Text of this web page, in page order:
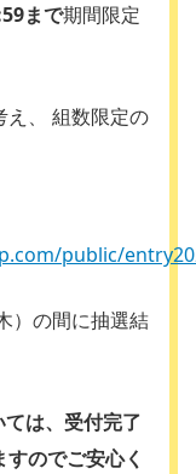
まで期間限定
え、 組数限定の
public/
）の間に抽選結
は、受付完了
のでご安心く